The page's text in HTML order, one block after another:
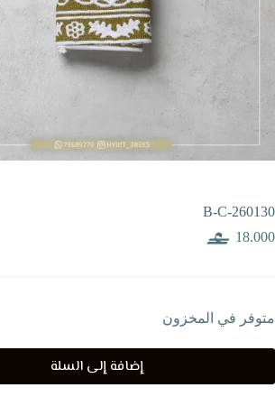
B-C-260130
18.000
متوفر في المخزون
إضافة إلى السلة